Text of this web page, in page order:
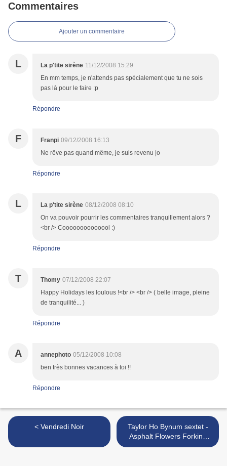
Commentaires
Ajouter un commentaire
L La p'tite sirène 11/12/2008 15:29
En mm temps, je n'attends pas spécialement que tu ne sois
pas là pour le faire :p
Répondre
F Franpi 09/12/2008 16:13
Ne rêve pas quand même, je suis revenu |o
Répondre
L La p'tite sirène 08/12/2008 08:10
On va pouvoir pourrir les commentaires tranquillement alors ?
<br /> Coooooooooooool :)
Répondre
T Thomy 07/12/2008 22:07
Happy Holidays les loulous !<br /> <br /> ( belle image, pleine
de tranquilité... )
Répondre
A annephoto 05/12/2008 10:08
ben très bonnes vacances à toi !!
Répondre
< Vendredi Noir
Taylor Ho Bynum sextet -
Asphalt Flowers Forking
Past >